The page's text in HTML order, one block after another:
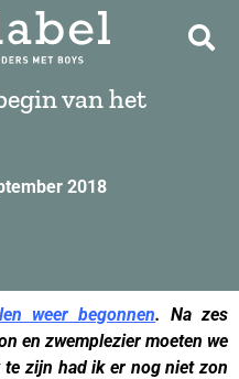
van het
2018
weer begonnen. Na zes
en zwemplezier moeten we
te zijn had ik er nog niet zon